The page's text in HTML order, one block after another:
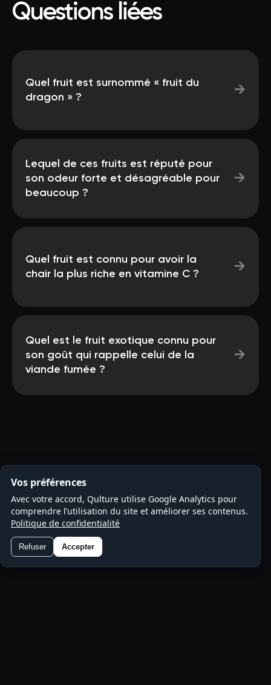
Questions liées
Quel fruit est surnommé « fruit du
dragon » ?
→
Lequel de ces fruits est réputé pour
son odeur forte et désagréable pour
beaucoup ?
→
Quel fruit est connu pour avoir la
chair la plus riche en vitamine C ?
→
Quel est le fruit exotique connu pour
son goût qui rappelle celui de la
viande fumée ?
→
Vos préférences
Avec votre accord, Qulture utilise Google Analytics pour
comprendre l’utilisation du site et améliorer ses contenus.
Politique de confidentialité
Refuser Accepter